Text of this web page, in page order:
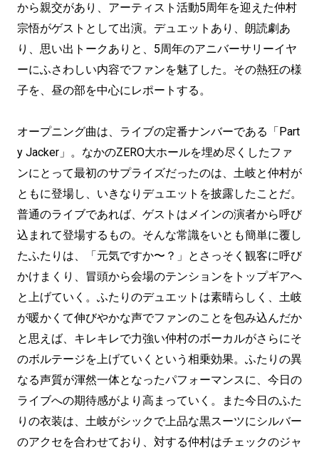
から親交があり、アーティスト活動5周年を迎えた仲村
宗悟がゲストとして出演。デュエットあり、朗読劇あ
り、思い出トークありと、5周年のアニバーサリーイヤ
ーにふさわしい内容でファンを魅了した。その熱狂の様
子を、昼の部を中心にレポートする。
オープニング曲は、ライブの定番ナンバーである「Part
y Jacker」。なかのZERO大ホールを埋め尽くしたファ
ンにとって最初のサプライズだったのは、土岐と仲村が
ともに登場し、いきなりデュエットを披露したことだ。
普通のライブであれば、ゲストはメインの演者から呼び
込まれて登場するもの。そんな常識をいとも簡単に覆し
たふたりは、「元気ですか〜？」とさっそく観客に呼び
かけまくり、冒頭から会場のテンションをトップギアへ
と上げていく。ふたりのデュエットは素晴らしく、土岐
が暖かくて伸びやかな声でファンのことを包み込んだか
と思えば、キレキレで力強い仲村のボーカルがさらにそ
のボルテージを上げていくという相乗効果。ふたりの異
なる声質が渾然一体となったパフォーマンスに、今日の
ライブへの期待感がより高まっていく。また今日のふた
りの衣装は、土岐がシックで上品な黒スーツにシルバー
のアクセを合わせており、対する仲村はチェックのジャ